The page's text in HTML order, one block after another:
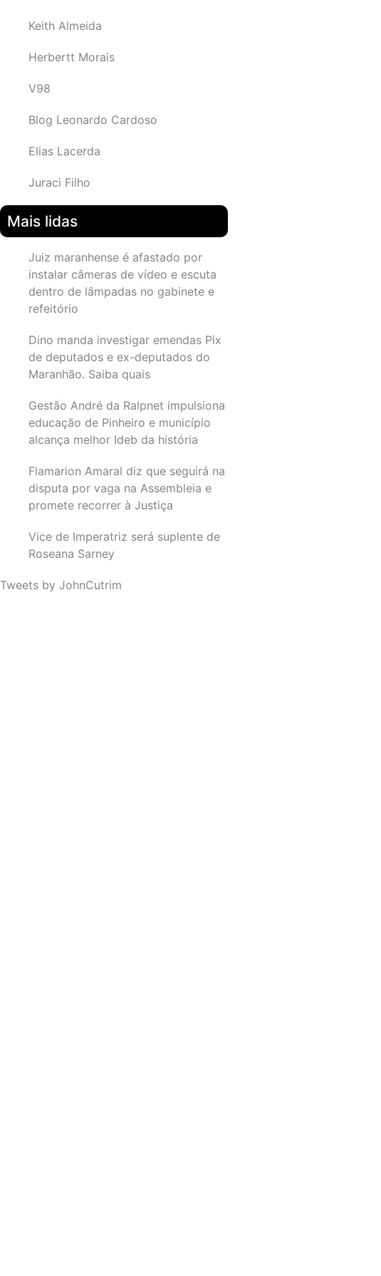
Keith Almeida
Herbertt Morais
V98
Blog Leonardo Cardoso
Elias Lacerda
Juraci Filho
Mais lidas
Juiz maranhense é afastado por
instalar câmeras de vídeo e escuta
dentro de lâmpadas no gabinete e
refeitório
Dino manda investigar emendas Pix
de deputados e ex-deputados do
Maranhão. Saiba quais
Gestão André da Ralpnet impulsiona
educação de Pinheiro e município
alcança melhor Ideb da história
Flamarion Amaral diz que seguirá na
disputa por vaga na Assembleia e
promete recorrer à Justiça
Vice de Imperatriz será suplente de
Roseana Sarney
Tweets by JohnCutrim